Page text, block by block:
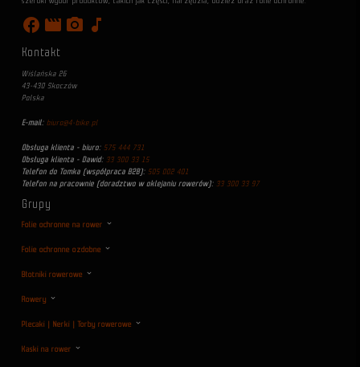
facebook movie photo_camera music_note
Kontakt
Wiślańska 26
43-430 Skoczów
Polska
E-mail: biuro@4-bike.pl
Obsługa klienta - biuro: 575 444 731
Obsługa klienta - Dawid: 33 300 33 15
Telefon do Tomka (współpraca B2B): 505 002 401
Telefon na pracownie (doradztwo w oklejaniu rowerów): 33 300 33 97
Grupy
Folie ochronne na rower
Folie ochronne ozdobne
Błotniki rowerowe
Rowery
Plecaki | Nerki | Torby rowerowe
Kaski na rower